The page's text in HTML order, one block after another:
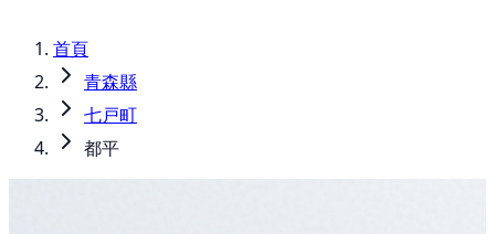
首頁
青森縣
七戸町
都平